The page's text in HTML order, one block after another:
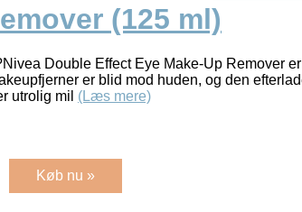
(125 ml)
Double Effect Eye Make-Up Remover
er blid mod huden, og den
utrolig mil (Læs mere)
Køb nu »